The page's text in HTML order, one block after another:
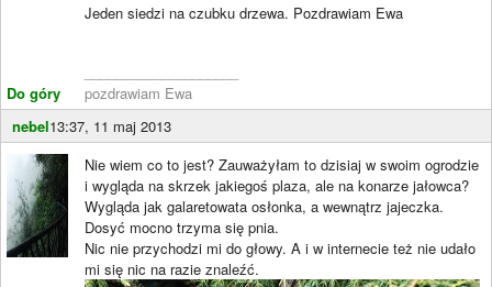
Do góry
Jeden siedzi na czubku drzewa. Pozdrawiam Ewa
pozdrawiam Ewa
nebel13:37, 11 maj 2013
Nie wiem co to jest? Zauważyłam to dzisiaj w swoim ogrodzie
i wygląda na skrzek jakiegoś plaza, ale na konarze jałowca?
Wygląda jak galaretowata osłonka, a wewnątrz jajeczka.
Dosyć mocno trzyma się pnia.
Nic nie przychodzi mi do głowy. A i w internecie też nie udało
mi się nic na razie znaleźć.